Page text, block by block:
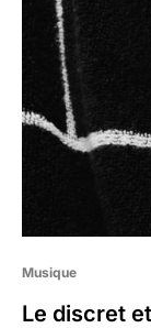
Musique
Le discret